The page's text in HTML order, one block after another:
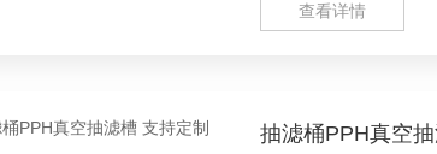
查看详情
抽滤桶PPH真空